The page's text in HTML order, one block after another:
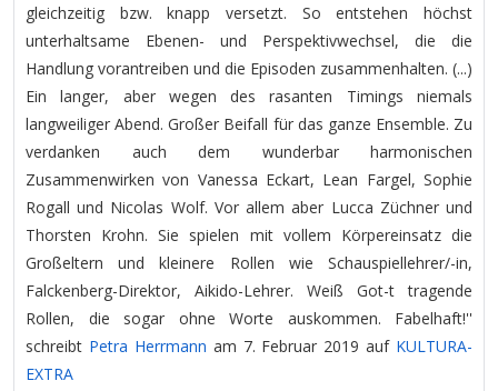
gleichzeitig bzw. knapp versetzt. So entstehen höchst
unterhaltsame Ebenen- und Perspektivwechsel, die die
Handlung vorantreiben und die Episoden zusammenhalten. (...)
Ein langer, aber wegen des rasanten Timings niemals
langweiliger Abend. Großer Beifall für das ganze Ensemble. Zu
verdanken auch dem wunderbar harmonischen
Zusammenwirken von Vanessa Eckart, Lean Fargel, Sophie
Rogall und Nicolas Wolf. Vor allem aber Lucca Züchner und
Thorsten Krohn. Sie spielen mit vollem Körpereinsatz die
Großeltern und kleinere Rollen wie Schauspiellehrer/-in,
Falckenberg-Direktor, Aikido-Lehrer. Weiß Got-t tragende
Rollen, die sogar ohne Worte auskommen. Fabelhaft!''
schreibt Petra Herrmann am 7. Februar 2019 auf KULTURA-
EXTRA